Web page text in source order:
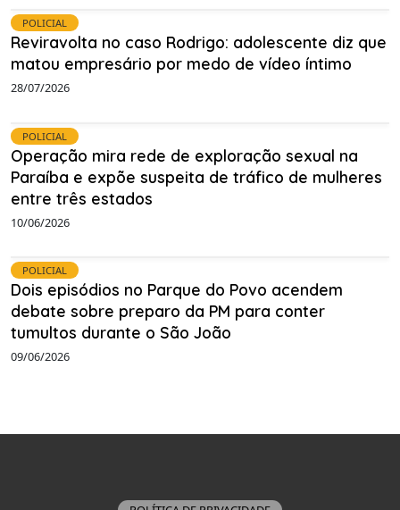
POLICIAL
Reviravolta no caso Rodrigo: adolescente diz que
matou empresário por medo de vídeo íntimo
28/07/2026
POLICIAL
Operação mira rede de exploração sexual na
Paraíba e expõe suspeita de tráfico de mulheres
entre três estados
10/06/2026
POLICIAL
Dois episódios no Parque do Povo acendem
debate sobre preparo da PM para conter
tumultos durante o São João
09/06/2026